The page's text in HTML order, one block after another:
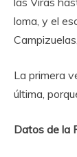
loma, y el
La primera
última,
Datos de la